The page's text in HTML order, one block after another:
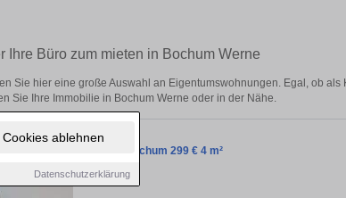
Cookies ablehnen
Datenschutzerklärung
Ihre Büro zum mieten in Bochum Werne
Sie hier eine große Auswahl an Eigentumswohnungen. Egal, ob als
Sie Ihre Immobilie in Bochum Werne oder in der Nähe.
Büro in Bochum 299 € 4 m²